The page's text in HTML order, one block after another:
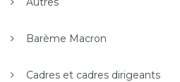
Barème Macron
Cadres et cadres dirigeants